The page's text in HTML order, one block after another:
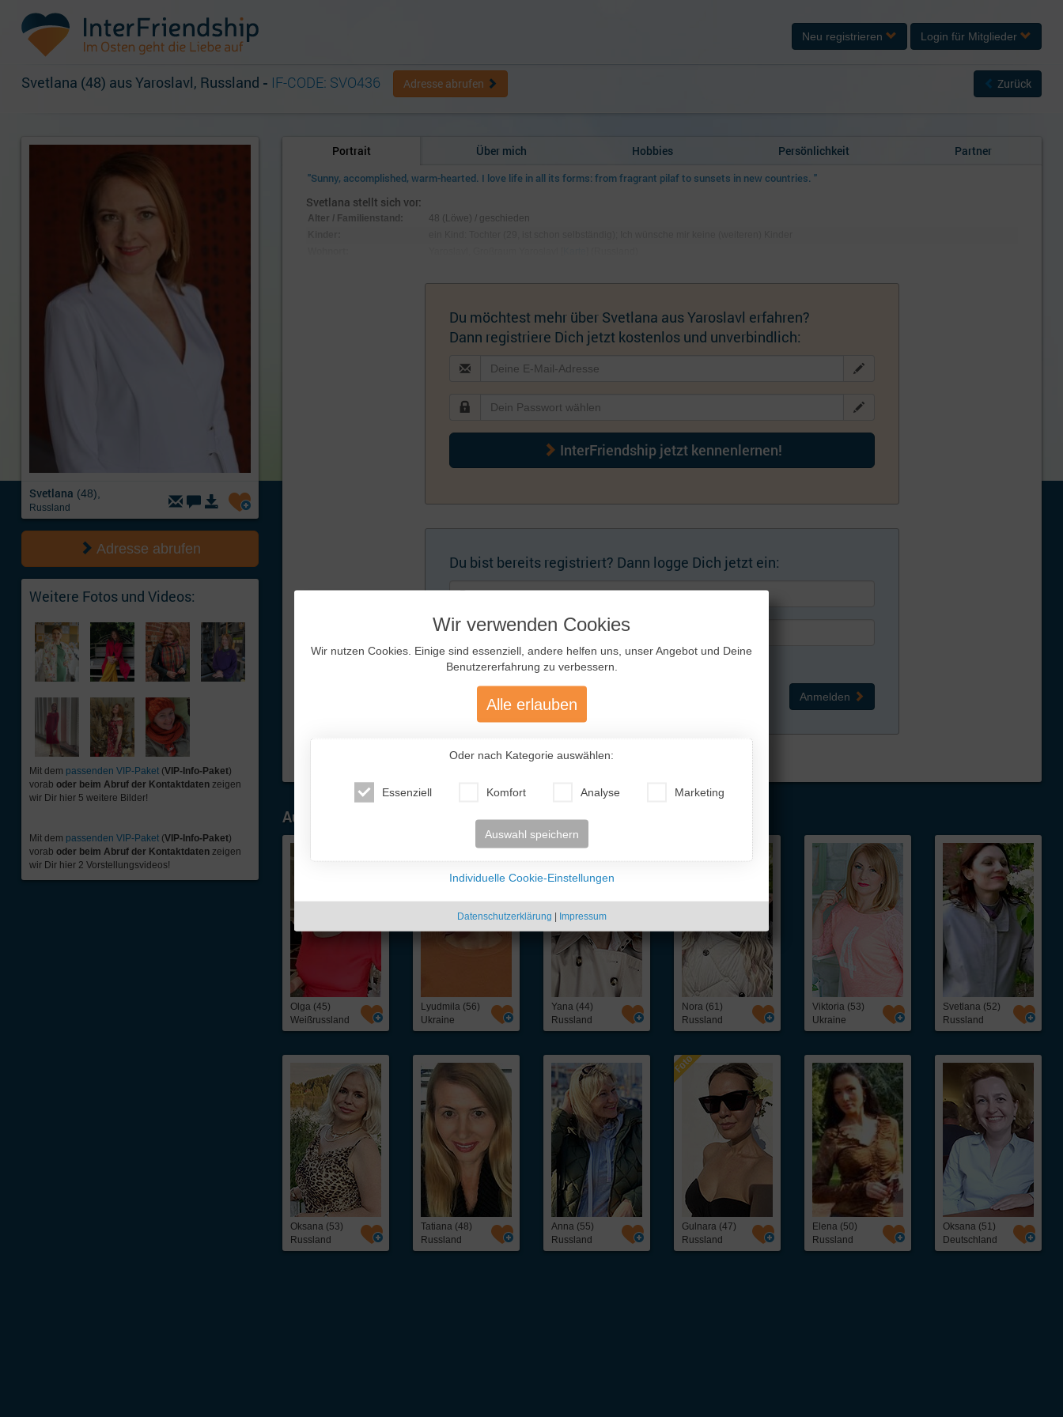
Svetlana (48),
Russland
Adresse abrufen
Weitere Fotos und Videos:
Mit dem passenden VIP-Paket (VIP-Info-Paket)
vorab oder beim Abruf der Kontaktdaten zeigen
wir Dir hier 5 weitere Bilder!
Mit dem passenden VIP-Paket (VIP-Info-Paket)
vorab oder beim Abruf der Kontaktdaten zeigen
wir Dir hier 2 Vorstellungsvideos!
Portrait Über mich Hobbies Persönlichkeit Partner
"Sunny, accomplished, warm-hearted. I love life in all its forms: from fragrant pilaf to sunsets in new countries. "
Svetlana stellt sich vor:
Alter / Familienstand:
48 (Löwe) / geschieden
169 cm / 67 kg; Augen grün-braun, Haare rot
Du möchtest mehr über Svetlana aus Yaroslavl erfahren?
Dann registriere Dich jetzt kostenlos und unverbindlich:
InterFriendship jetzt kennenlernen!
Du bist bereits registriert? Dann logge Dich jetzt ein:
Künftig automatisch einloggen
Anmelden
Zugangsdaten
vergessen?
Ausgewählte Traumfrauen - nur für Dich!
Olga (45)
Weißrussland
Lyudmila (56)
Ukraine
Yana (44)
Russland
Nora (61)
Russland
Viktoria (53)
Ukraine
Svetlana (52)
Russland
Oksana (53)
Russland
Tatiana (48)
Russland
Anna (55)
Russland
Gulnara (47)
Russland
Elena (50)
Russland
Oksana (51)
Deutschland
Svetlana (48) aus Yaroslavl, Russland - IF-CODE: SVO436 Adresse abrufen Zurück
Neu registrieren Login für Mitglieder
Wir verwenden Cookies
Wir nutzen Cookies. Einige sind essenziell, andere helfen uns, unser Angebot und Deine
Benutzererfahrung zu verbessern.
Alle erlauben
Oder nach Kategorie auswählen:
Essenziell Komfort Analyse Marketing
Auswahl speichern
Individuelle Cookie-Einstellungen
Datenschutzerklärung | Impressum